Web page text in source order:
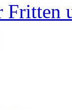
Fritten